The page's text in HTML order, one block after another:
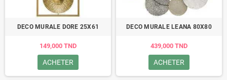
DECO MURALE DORE 25X61
149,000 TND
ACHETER
DECO MURALE LEANA 80X80
439,000 TND
ACHETER